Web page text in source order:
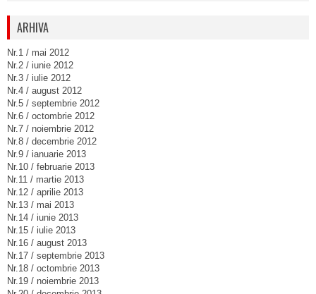
ARHIVA
Nr.1 / mai 2012
Nr.2 / iunie 2012
Nr.3 / iulie 2012
Nr.4 / august 2012
Nr.5 / septembrie 2012
Nr.6 / octombrie 2012
Nr.7 / noiembrie 2012
Nr.8 / decembrie 2012
Nr.9 / ianuarie 2013
Nr.10 / februarie 2013
Nr.11 / martie 2013
Nr.12 / aprilie 2013
Nr.13 / mai 2013
Nr.14 / iunie 2013
Nr.15 / iulie 2013
Nr.16 / august 2013
Nr.17 / septembrie 2013
Nr.18 / octombrie 2013
Nr.19 / noiembrie 2013